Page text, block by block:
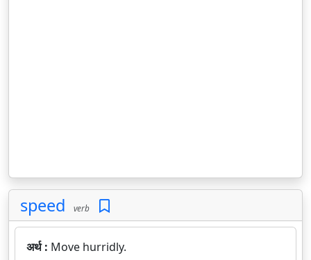
speed verb
अर्थ : Move hurridly.